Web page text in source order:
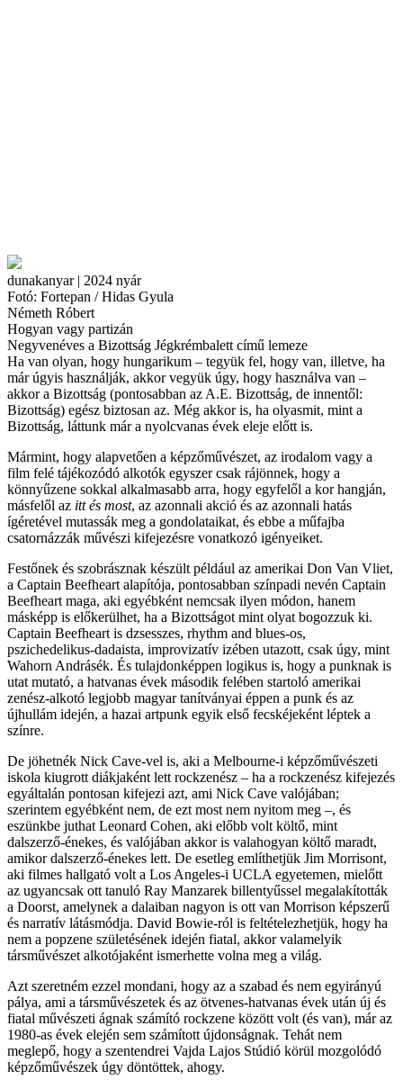
dunakanyar | 2024 nyár
Fotó: Fortepan / Hidas Gyula
Németh Róbert
Hogyan vagy partizán
Negyvenéves a Bizottság Jégkrémbalett című lemeze
Ha van olyan, hogy hungarikum – tegyük fel, hogy van, illetve, ha
már úgyis használják, akkor vegyük úgy, hogy használva van –
akkor a Bizottság (pontosabban az A.E. Bizottság, de innentől:
Bizottság) egész biztosan az. Még akkor is, ha olyasmit, mint a
Bizottság, láttunk már a nyolcvanas évek eleje előtt is.
Mármint, hogy alapvetően a képzőművészet, az irodalom vagy a
film felé tájékozódó alkotók egyszer csak rájönnek, hogy a
könnyűzene sokkal alkalmasabb arra, hogy egyfelől a kor hangján,
másfelől az itt és most, az azonnali akció és az azonnali hatás
ígéretével mutassák meg a gondolataikat, és ebbe a műfajba
csatornázzák művészi kifejezésre vonatkozó igényeiket.
Festőnek és szobrásznak készült például az amerikai Don Van Vliet,
a Captain Beefheart alapítója, pontosabban színpadi nevén Captain
Beefheart maga, aki egyébként nemcsak ilyen módon, hanem
másképp is előkerülhet, ha a Bizottságot mint olyat bogozzuk ki.
Captain Beefheart is dzsesszes, rhythm and blues-os,
pszichedelikus-dadaista, improvizatív izében utazott, csak úgy, mint
Wahorn Andrásék. És tulajdonképpen logikus is, hogy a punknak is
utat mutató, a hatvanas évek második felében startoló amerikai
zenész-alkotó legjobb magyar tanítványai éppen a punk és az
újhullám idején, a hazai artpunk egyik első fecskéjeként léptek a
színre.
De jöhetnék Nick Cave-vel is, aki a Melbourne-i képzőművészeti
iskola kiugrott diákjaként lett rockzenész – ha a rockzenész kifejezés
egyáltalán pontosan kifejezi azt, ami Nick Cave valójában;
szerintem egyébként nem, de ezt most nem nyitom meg –, és
eszünkbe juthat Leonard Cohen, aki előbb volt költő, mint
dalszerző-énekes, és valójában akkor is valahogyan költő maradt,
amikor dalszerző-énekes lett. De esetleg említhetjük Jim Morrisont,
aki filmes hallgató volt a Los Angeles-i UCLA egyetemen, mielőtt
az ugyancsak ott tanuló Ray Manzarek billentyűssel megalakították
a Doorst, amelynek a dalaiban nagyon is ott van Morrison képszerű
és narratív látásmódja. David Bowie-ról is feltételezhetjük, hogy ha
nem a popzene születésének idején fiatal, akkor valamelyik
társművészet alkotójaként ismerhette volna meg a világ.
Azt szeretném ezzel mondani, hogy az a szabad és nem egyirányú
pálya, ami a társművészetek és az ötvenes-hatvanas évek után új és
fiatal művészeti ágnak számító rockzene között volt (és van), már az
1980-as évek elején sem számított újdonságnak. Tehát nem
meglepő, hogy a szentendrei Vajda Lajos Stúdió körül mozgolódó
képzőművészek úgy döntöttek, ahogy.